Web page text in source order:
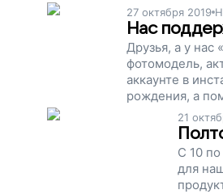
27 октября 2019
Нас
Друзья, а у нас
фотомодель,
аккаунте в
рождения, а
сестринского
21
С 10
для